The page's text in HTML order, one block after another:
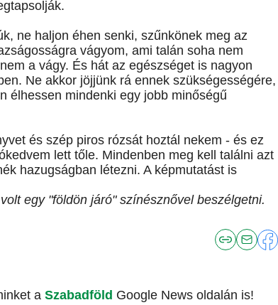
ne haljon éhen senki, szűnkönek meg az
vágyom, ami talán soha nem
a vágy. És hát az egészséget is nagyon
Ne akkor jöjjünk rá ennek szükségességére,
élhessen mindenki egy jobb minőségű
és szép piros rózsát hoztál nekem - és ez
lett tőle. Mindenben meg kell találni azt
hazugságban létezni. A képmutatást is
egy "földön járó" színésznővel beszélgetni.
a Szabadföld Google News oldalán is!